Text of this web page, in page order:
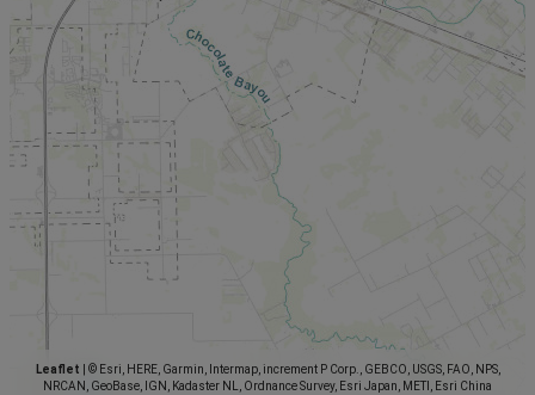
Leaflet
© Esri, HERE, Garmin, Intermap, increment P Corp., GEBCO, USGS, FAO, NPS,
NRCAN, GeoBase, IGN, Kadaster NL, Ordnance Survey, Esri Japan, METI, Esri China